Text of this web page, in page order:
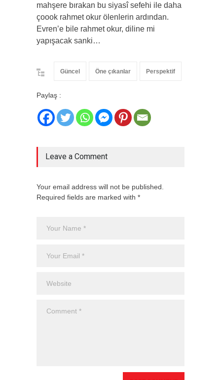
mahşere bırakan bu siyasî sefehi ile daha
çoook rahmet okur ölenlerin ardından.
Evren’e bile rahmet okur, diline mi
yapışacak sanki…
Güncel Öne çıkanlar Perspektif
Paylaş :
Leave a Comment
Your email address will not be published.
Required fields are marked with *